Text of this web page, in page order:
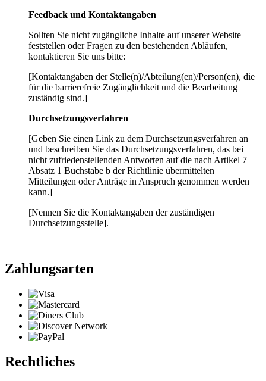
Feedback und Kontaktangaben
Sollten Sie nicht zugängliche Inhalte auf unserer Website
feststellen oder Fragen zu den bestehenden Abläufen,
kontaktieren Sie uns bitte:
[Kontaktangaben der Stelle(n)/Abteilung(en)/Person(en), die
für die barrierefreie Zugänglichkeit und die Bearbeitung
zuständig sind.]
Durchsetzungsverfahren
[Geben Sie einen Link zu dem Durchsetzungsverfahren an
und beschreiben Sie das Durchsetzungsverfahren, das bei
nicht zufriedenstellenden Antworten auf die nach Artikel 7
Absatz 1 Buchstabe b der Richtlinie übermittelten
Mitteilungen oder Anträge in Anspruch genommen werden
kann.]
[Nennen Sie die Kontaktangaben der zuständigen
Durchsetzungsstelle].
Zahlungsarten
Rechtliches